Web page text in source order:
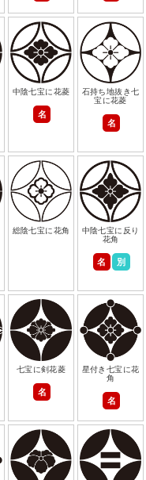
中陰七宝に花菱
名
石持ち地抜き七
宝に花菱
名
総陰七宝に花角
中陰七宝に反り
花角
名 別
七宝に剣花菱
名
星付き七宝に花
角
名